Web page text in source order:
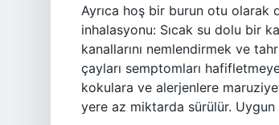
Ayrıca hoş bir burun otu olarak
inhalasyonu: Sıcak su dolu bir
kanallarını nemlendirmek ve
çayları semptomları
kokulara ve alerjenlere
yere az miktarda sürülür.